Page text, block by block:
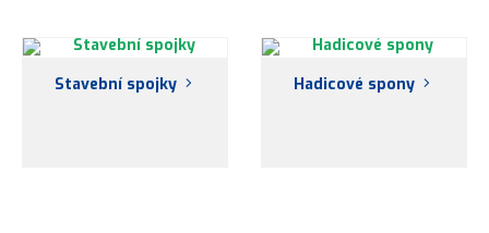
Stavební spojky Hadicové spony